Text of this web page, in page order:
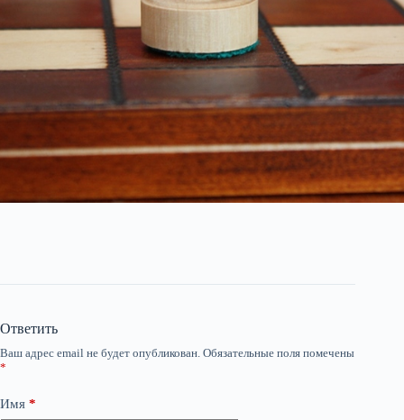
Ответить
Ваш адрес email не будет опубликован. Обязательные поля помечены
*
Имя *